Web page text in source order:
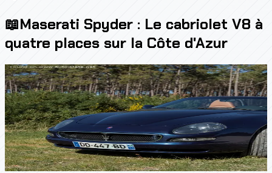
📖Maserati Spyder : Le cabriolet V8 à
quatre places sur la Côte d'Azur